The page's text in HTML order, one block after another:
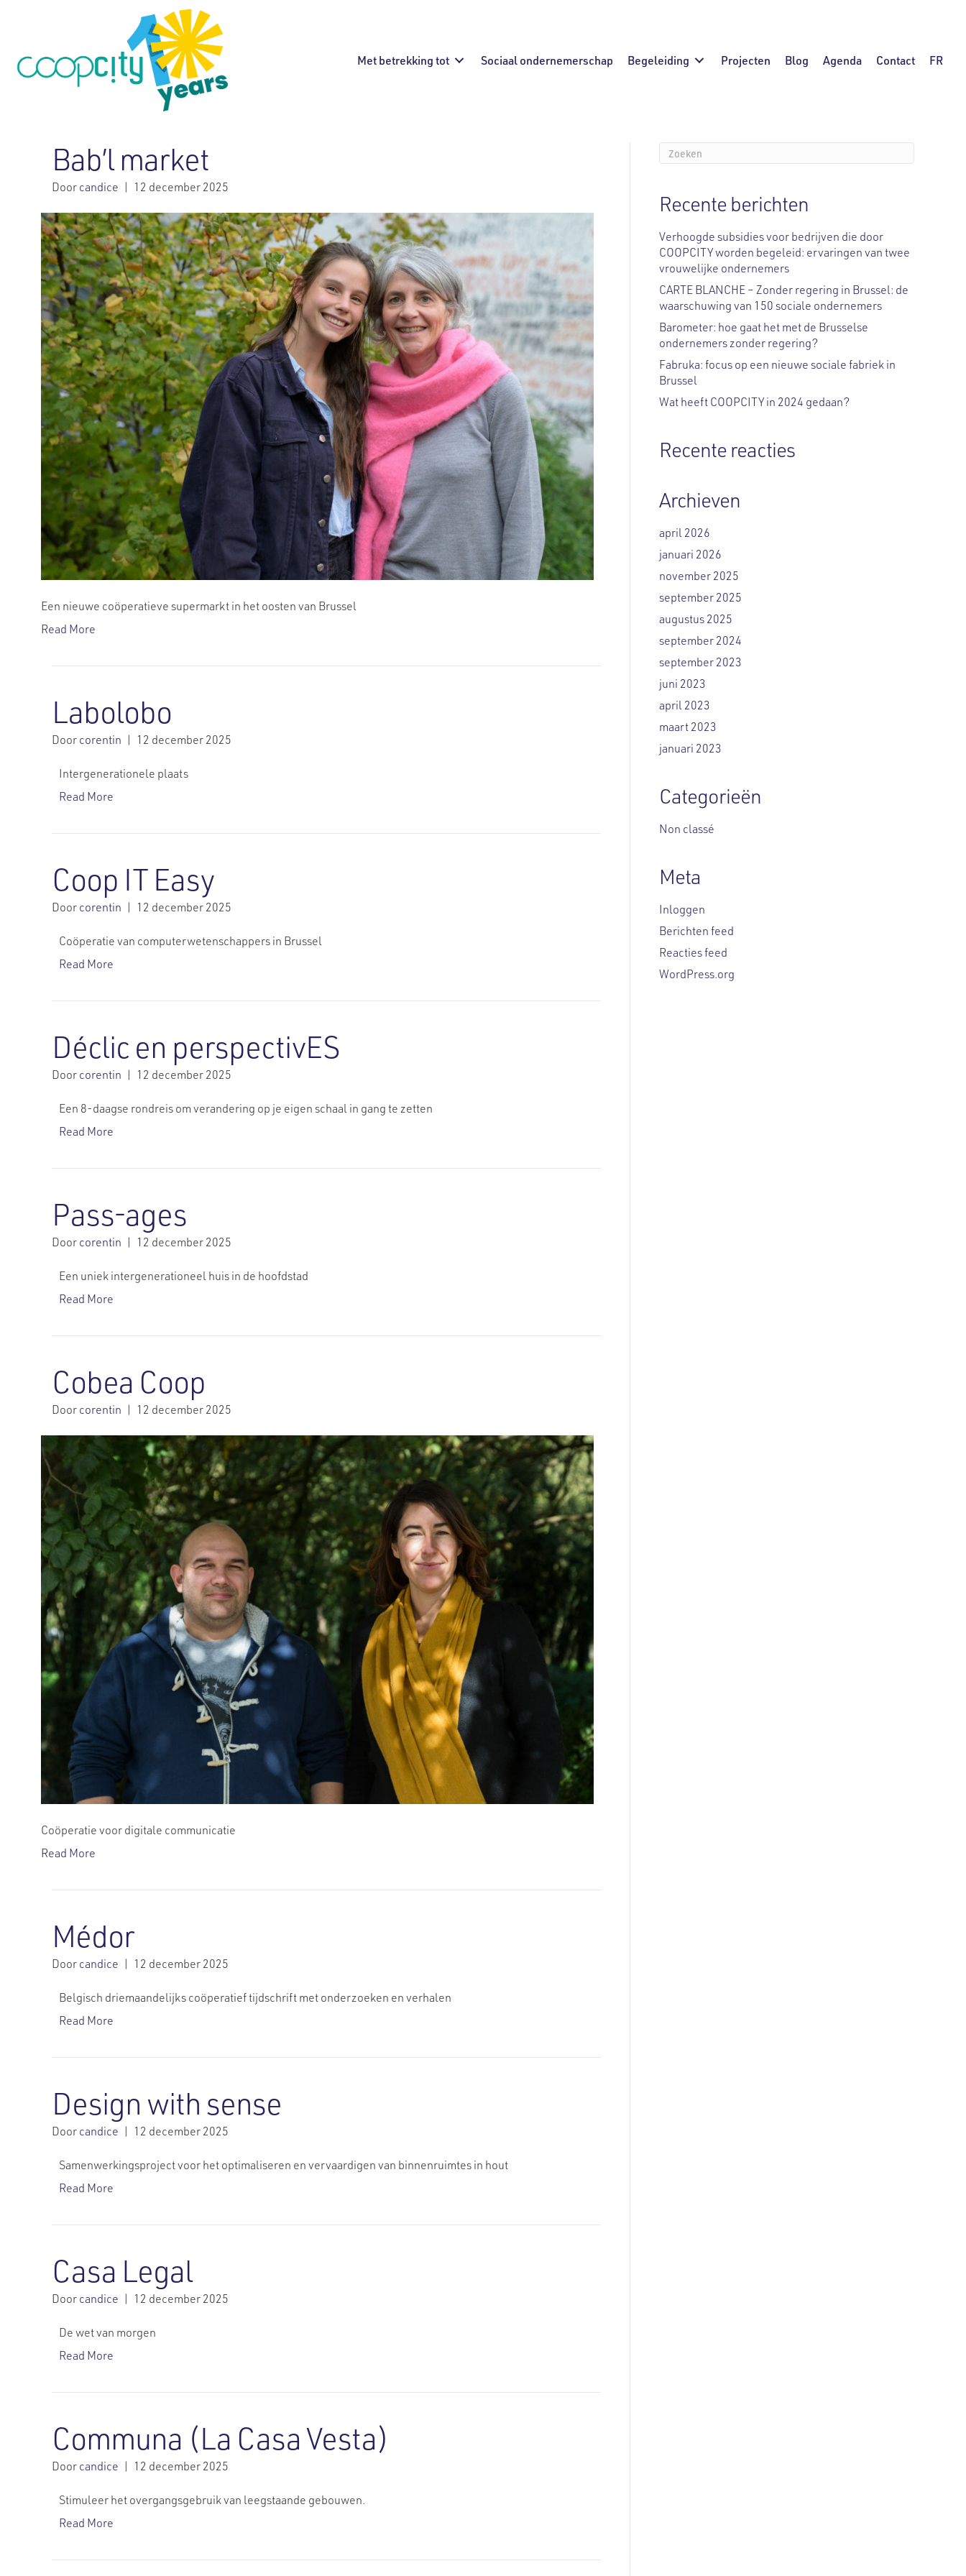
Met betrekking tot Sociaal ondernemerschap Begeleiding Projecten Blog Agenda Contact FR
Bab’l market
Doorcandice | 12 december 2025
Een nieuwe coöperatieve supermarkt in het oosten van Brussel
Read More
Labolobo
Doorcorentin | 12 december 2025
Intergenerationele plaats
Read More
Coop IT Easy
Doorcorentin | 12 december 2025
Coöperatie van computerwetenschappers in Brussel
Read More
Déclic en perspectivES
Doorcorentin | 12 december 2025
Een 8-daagse rondreis om verandering op je eigen schaal in gang te zetten
Read More
Pass-ages
Doorcorentin | 12 december 2025
Een uniek intergenerationeel huis in de hoofdstad
Read More
Cobea Coop
Doorcorentin | 12 december 2025
Coöperatie voor digitale communicatie
Read More
Médor
Doorcandice | 12 december 2025
Belgisch driemaandelijks coöperatief tijdschrift met onderzoeken en verhalen
Read More
Design with sense
Doorcandice | 12 december 2025
Samenwerkingsproject voor het optimaliseren en vervaardigen van binnenruimtes in hout
Read More
Casa Legal
Doorcandice | 12 december 2025
De wet van morgen
Read More
Communa (La Casa Vesta)
Doorcandice | 12 december 2025
Stimuleer het overgangsgebruik van leegstaande gebouwen.
Read More
Recente berichten
Verhoogde subsidies voor bedrijven die door
COOPCITY worden begeleid: ervaringen van twee
vrouwelijke ondernemers
CARTE BLANCHE – Zonder regering in Brussel: de
waarschuwing van 150 sociale ondernemers
Barometer: hoe gaat het met de Brusselse
ondernemers zonder regering?
Fabruka: focus op een nieuwe sociale fabriek in
Brussel
Wat heeft COOPCITY in 2024 gedaan?
Recente reacties
Archieven
april 2026
januari 2026
november 2025
september 2025
augustus 2025
september 2024
september 2023
juni 2023
april 2023
maart 2023
januari 2023
Categorieën
Non classé
Meta
Inloggen
Berichten feed
Reacties feed
WordPress.org